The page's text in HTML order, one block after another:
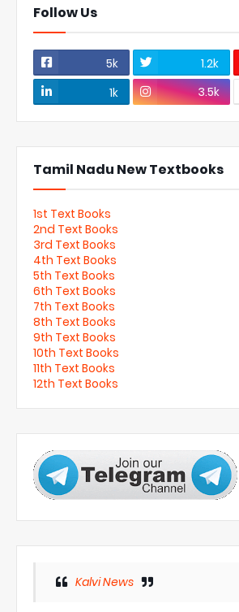
Follow Us
5k 1.2k
1k
3.5k
Tamil Nadu New Textbooks
1st Text Books
2nd Text Books
3rd Text Books
4th Text Books
5th Text Books
6th Text Books
7th Text Books
8th Text Books
9th Text Books
10th Text Books
11th Text Books
12th Text Books
Kalvi News